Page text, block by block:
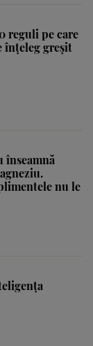
reguli pe care
greșit
nu le